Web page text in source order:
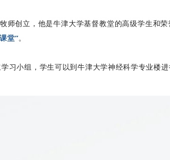
师创立，他是牛津大学基督教堂的高级学生和
堂”。
习小组，学生可以到牛津大学神经科学专业楼